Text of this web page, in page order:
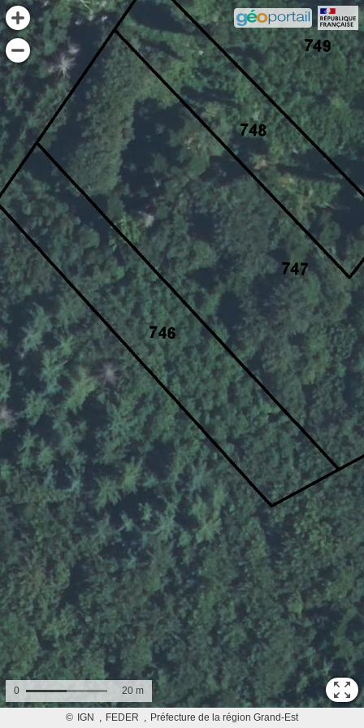
20 m
0
© IGN FEDER Préfecture de la région Grand-Est